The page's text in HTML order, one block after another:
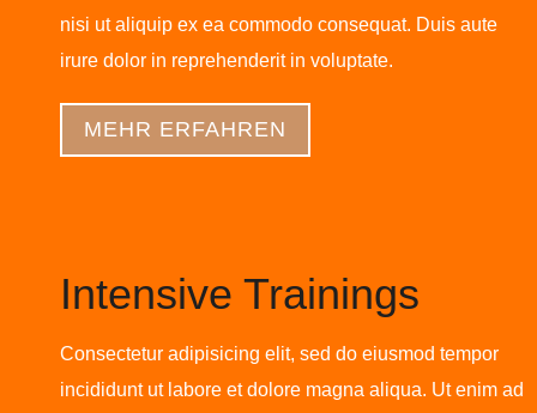
nisi ut aliquip ex ea commodo consequat. Duis aute
irure dolor in reprehenderit in voluptate.
MEHR ERFAHREN
Intensive Trainings
Consectetur adipisicing elit, sed do eiusmod tempor
incididunt ut labore et dolore magna aliqua. Ut enim ad